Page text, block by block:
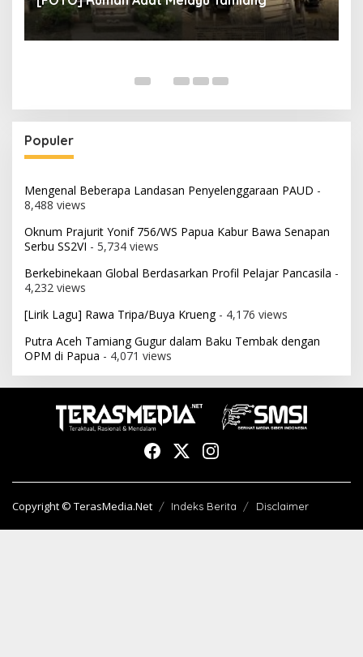
Populer
Mengenal Beberapa Landasan Penyelenggaraan PAUD -
8,488 views
Oknum Prajurit Yonif 756/WS Papua Kabur Bawa Senapan
Serbu SS2VI - 5,734 views
Berkebinekaan Global Berdasarkan Profil Pelajar Pancasila -
4,232 views
[Lirik Lagu] Rawa Tripa/Buya Krueng- 4,176 views
Putra Aceh Tamiang Gugur dalam Baku Tembak dengan
OPM di Papua - 4,071 views
Copyright © TerasMedia.Net Indeks Berita Disclaimer